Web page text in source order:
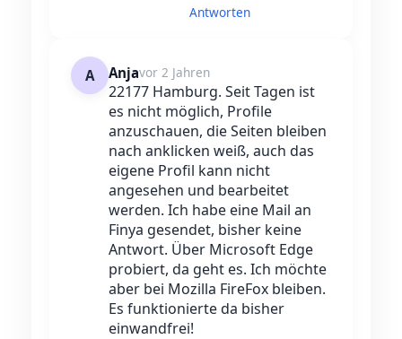
Antworten
A Anjavor 2 Jahren
22177 Hamburg. Seit Tagen ist
es nicht möglich, Profile
anzuschauen, die Seiten bleiben
nach anklicken weiß, auch das
eigene Profil kann nicht
angesehen und bearbeitet
werden. Ich habe eine Mail an
Finya gesendet, bisher keine
Antwort. Über Microsoft Edge
probiert, da geht es. Ich möchte
aber bei Mozilla FireFox bleiben.
Es funktionierte da bisher
einwandfrei!